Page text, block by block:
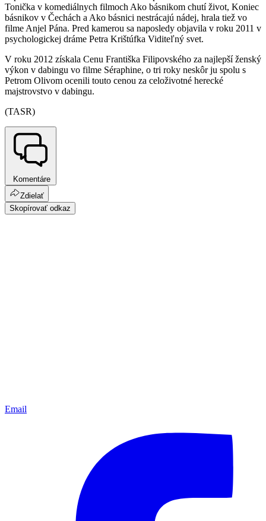
Tonička v komediálnych filmoch Ako básnikom chutí život, Koniec
básnikov v Čechách a Ako básnici nestrácajú nádej, hrala tiež vo
filme Anjel Pána. Pred kamerou sa naposledy objavila v roku 2011 v
psychologickej dráme Petra Krištúfka Viditeľný svet.
V roku 2012 získala Cenu Františka Filipovského za najlepší ženský
výkon v dabingu vo filme Séraphine, o tri roky neskôr ju spolu s
Petrom Olivom ocenili touto cenou za celoživotné herecké
majstrovstvo v dabingu.
(TASR)
Komentáre
Zdielať
Skopírovať odkaz
Email